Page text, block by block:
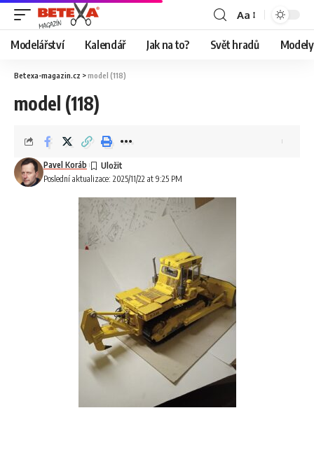
Aa
Modelářství Kalendář Jak na to? Svět hradů
Betexa-magazin.cz >model (118)
model (118)
Poslední aktualizace: 2025/11/22 at 9:25 PM
Pavel Koráb